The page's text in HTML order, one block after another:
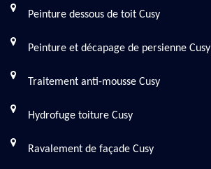
Peinture dessous de toit Cusy
Peinture et décapage de persienne Cusy
Traitement anti-mousse Cusy
Hydrofuge toiture Cusy
Ravalement de façade Cusy